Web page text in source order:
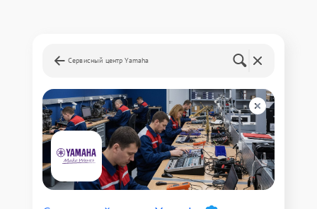
Сервисный центр Yamaha